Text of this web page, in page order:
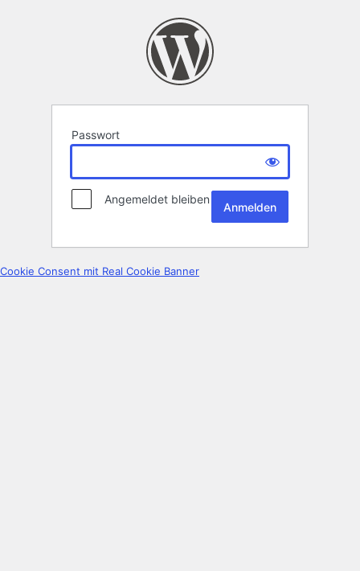
Passwort
Angemeldet bleiben
Cookie Consent mit Real Cookie Banner